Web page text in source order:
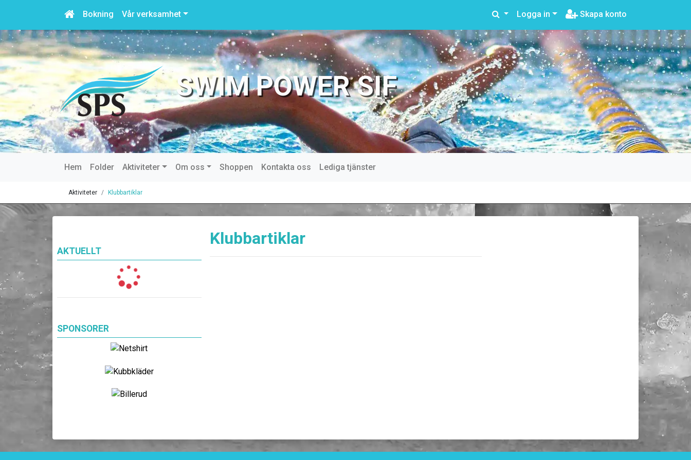
Bokning Vår verksamhet Logga in Skapa konto
SWIM POWER SIF
Hem Folder Aktiviteter Om oss Shoppen Kontakta oss Lediga tjänster
Aktiviteter Klubbartiklar
AKTUELLT
SPONSORER
Klubbartiklar